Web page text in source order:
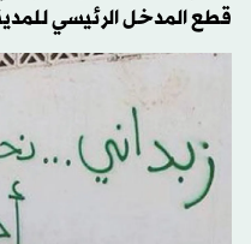
قطع المدخل الرئيسي